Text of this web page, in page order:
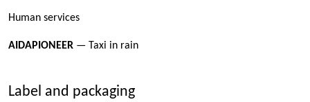
Human services
AIDAPIONEER — Taxi in rain
Label and packaging